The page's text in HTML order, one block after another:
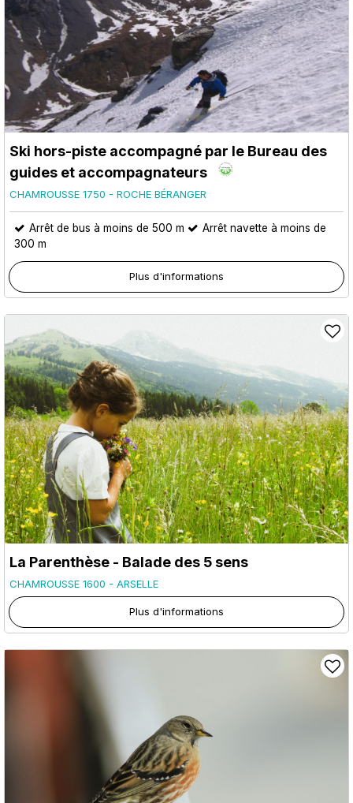
Ski hors-piste accompagné par le Bureau des
guides et accompagnateurs
CHAMROUSSE 1750 - ROCHE BÉRANGER
Arrêt de bus à moins de 500 m
Arrêt navette à moins de
300 m
Plus d'informations
La Parenthèse - Balade des 5 sens
CHAMROUSSE 1600 - ARSELLE
Plus d'informations